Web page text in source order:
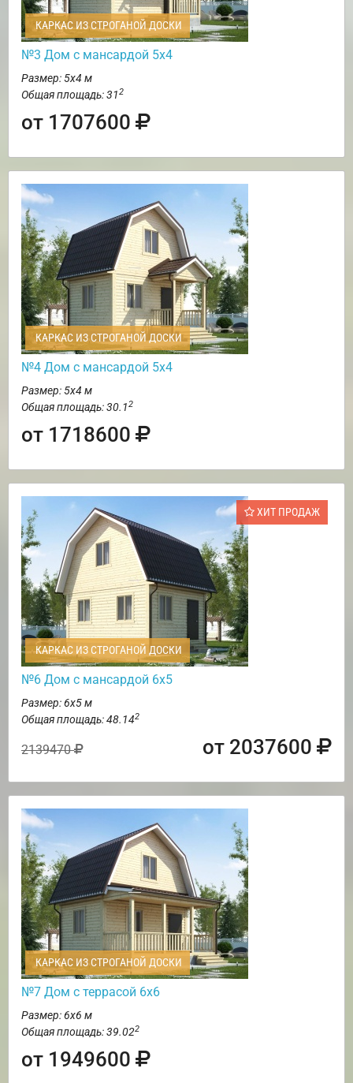
КАРКАС ИЗ СТРОГАНОЙ ДОСКИ
№3 Дом с мансардой 5х4
Размер: 5х4 м
Общая площадь: 312
от 1707600
КАРКАС ИЗ СТРОГАНОЙ ДОСКИ
№4 Дом с мансардой 5х4
Размер: 5х4 м
Общая площадь: 30.12
от 1718600
ХИТ ПРОДАЖ
КАРКАС ИЗ СТРОГАНОЙ ДОСКИ
№6 Дом с мансардой 6х5
Размер: 6х5 м
Общая площадь: 48.142
2139470 от 2037600
КАРКАС ИЗ СТРОГАНОЙ ДОСКИ
№7 Дом с террасой 6х6
Размер: 6х6 м
Общая площадь: 39.022
от 1949600